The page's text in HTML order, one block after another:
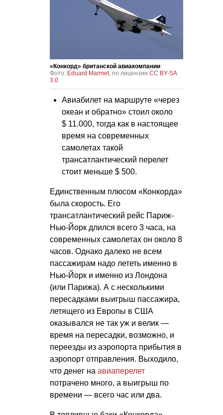
«Конкорд» британской авиакомпании
Фото: Eduard Marmet , по лицензии CC BY-SA
3.0
Авиабилет на маршруте «через
океан и обратно» стоил около
$ 11.000, тогда как в настоящее
время на современных
самолетах такой
трансатлантический перелет
стоит меньше $ 500.
Единственным плюсом «Конкорда»
была скорость. Его
трансатлантический рейс Париж-
Нью-Йорк длился всего 3 часа, на
современных самолетах он около 8
часов. Однако далеко не всем
пассажирам надо лететь именно в
Нью-Йорк и именно из Лондона
(или Парижа). А с несколькими
пересадками выигрыш пассажира,
летящего из Европы в США
оказывался не так уж и велик —
время на пересадки, возможно, и
переезды из аэропорта прибытия в
аэропорт отправления. Выходило,
что денег на авиаперелет
потрачено много, а выигрыш по
времени — всего час или два.